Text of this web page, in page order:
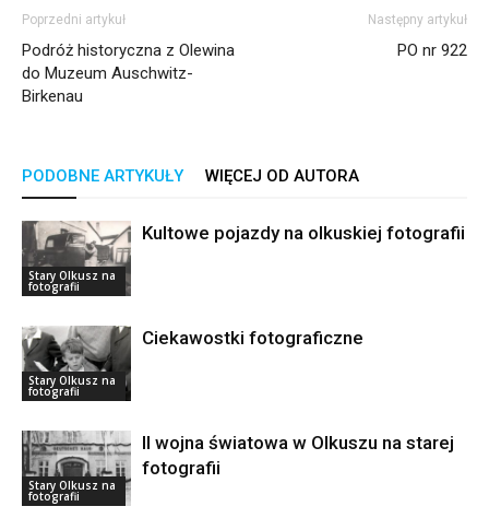
Poprzedni artykuł
Podróż historyczna z Olewina
do Muzeum Auschwitz-
Birkenau
Następny artykuł
PO nr 922
PODOBNE ARTYKUŁY WIĘCEJ OD AUTORA
Stary Olkusz na
fotografii
Kultowe pojazdy na olkuskiej fotografii
Stary Olkusz na
fotografii
Ciekawostki fotograficzne
Stary Olkusz na
fotografii
II wojna światowa w Olkuszu na starej
fotografii